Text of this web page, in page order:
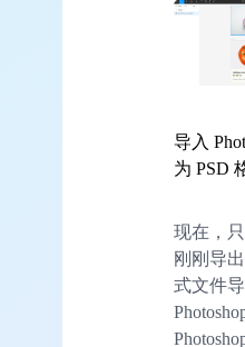
导入
为 PSD
现在，
刚刚导
式文件